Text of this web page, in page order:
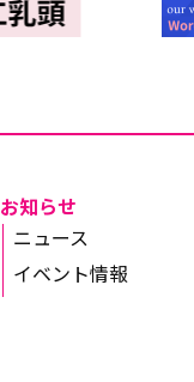
お知らせ
ニュース
イベント情報